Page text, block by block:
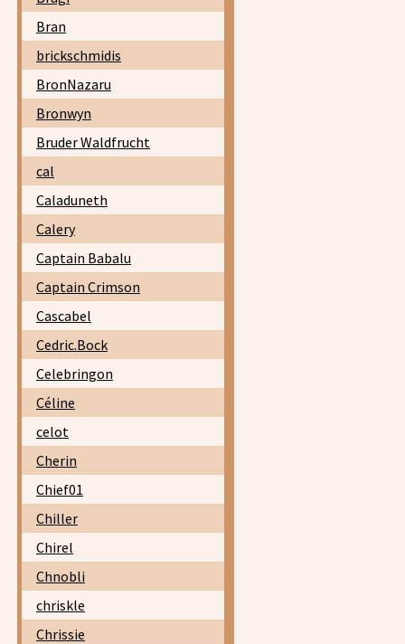
Bran
brickschmidis
BronNazaru
Bronwyn
Bruder Waldfrucht
cal
Caladuneth
Calery
Captain Babalu
Captain Crimson
Cascabel
Cedric.Bock
Celebringon
Céline
celot
Cherin
Chief01
Chiller
Chirel
Chnobli
chriskle
Chrissie